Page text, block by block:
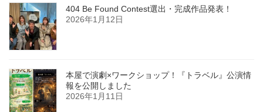
404 Be Found Contest選出・完成作品発表！
2026年1月12日
本屋で演劇×ワークショップ！『トラベル』公演情
報を公開しました
2026年1月11日